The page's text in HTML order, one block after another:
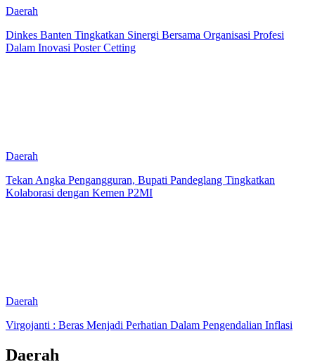
Daerah
Dinkes Banten Tingkatkan Sinergi Bersama Organisasi Profesi
Dalam Inovasi Poster Cetting
Daerah
Tekan Angka Pengangguran, Bupati Pandeglang Tingkatkan
Kolaborasi dengan Kemen P2MI
Daerah
Virgojanti : Beras Menjadi Perhatian Dalam Pengendalian Inflasi
Daerah